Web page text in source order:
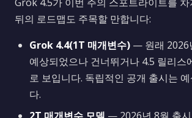
뒤의 로드맵도 주목할 만합니다:
Grok 4.4(1T 매개변수) — 원래 2026
예상되었으나 건너뛰거나 4.5 릴리스
로 보입니다. 독립적인 공개 출시는
다.